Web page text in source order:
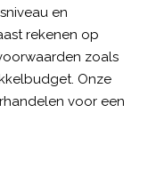
en
rekenen op
zoals
Onze
voor een